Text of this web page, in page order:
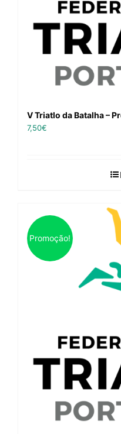
V Triatlo da Batalha –
7,50€
Promoção!